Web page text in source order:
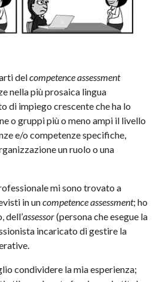
delcompetence assessment
nella più prosaica lingua
di impiego crescente che ha lo
o gruppi più o meno ampi il livello
e/o competenze specifiche,
un ruolo o una
mi sono trovato a
in uncompetence assessment; ho
dell’assessor(persona che esegue la
incaricato di gestire la
condividere la mia esperienza;